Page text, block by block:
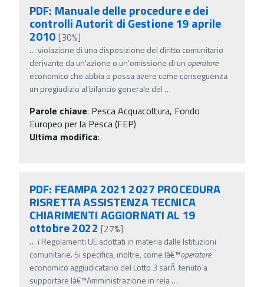
PDF: Manuale delle procedure e dei
controlli Autorit di Gestione 19 aprile
2010 [30%]
…violazione di una disposizione del diritto comunitario
derivante da un'azione o un'omissione di un operatore
economico che abbia o possa avere come conseguenza
un pregiudizio al bilancio generale del …
Parole chiave: Pesca Acquacoltura, Fondo
Europeo per la Pesca (FEP)
Ultima modifica:
PDF: FEAMPA 2021 2027 PROCEDURA
RISRETTA ASSISTENZA TECNICA
CHIARIMENTI AGGIORNATI AL 19
ottobre 2022 [27%]
… i Regolamenti UE adottati in materia dalle Istituzioni
comunitarie. Si specifica, inoltre, come lâ€™operatore
economico aggiudicatario del Lotto 3 sarÃ tenuto a
supportare lâ€™Amministrazione in rela…